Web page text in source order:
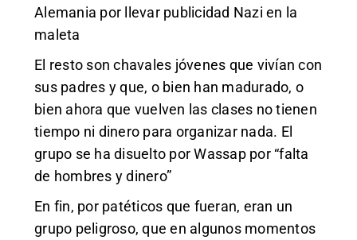
Alemania por llevar publicidad Nazi en la
maleta
El resto son chavales jóvenes que vivían con
sus padres y que, o bien han madurado, o
bien ahora que vuelven las clases no tienen
tiempo ni dinero para organizar nada. El
grupo se ha disuelto por Wassap por “falta
de hombres y dinero”
En fin, por patéticos que fueran, eran un
grupo peligroso, que en algunos momentos